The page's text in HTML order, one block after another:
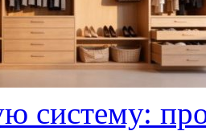
систему: